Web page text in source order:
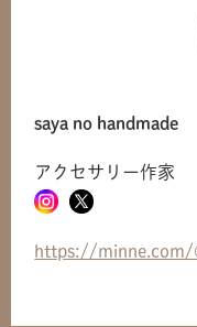
saya no handmade
アクセサリー作家
https://minne.com/